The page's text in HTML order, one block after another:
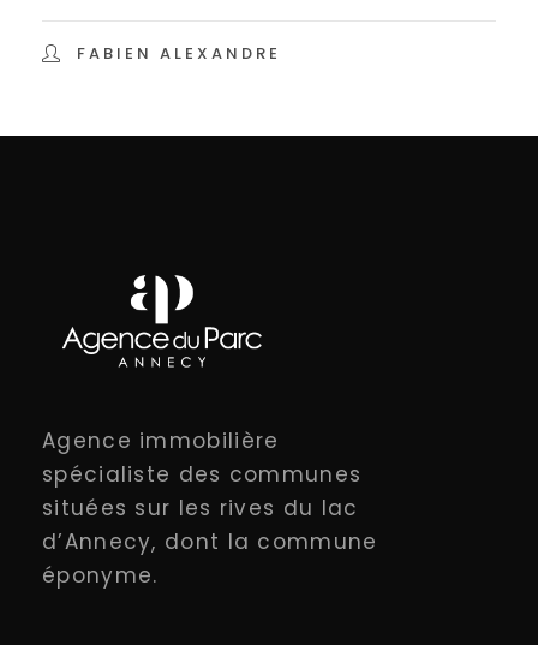
FABIEN ALEXANDRE
Agence immobilière
spécialiste des communes
situées sur les rives du lac
d’Annecy, dont la commune
éponyme.